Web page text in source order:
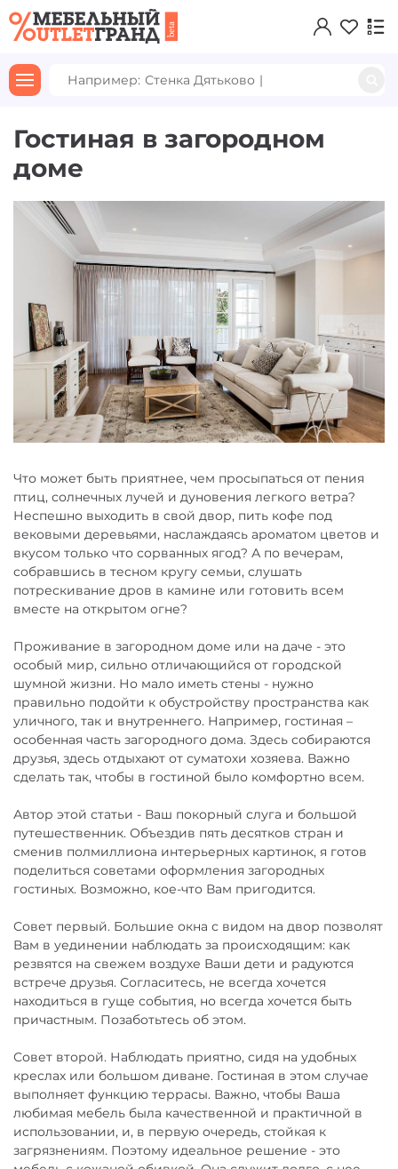
Например: Прямой |
Гостиная в загородном
доме
Что может быть приятнее, чем просыпаться от пения
птиц, солнечных лучей и дуновения легкого ветра?
Неспешно выходить в свой двор, пить кофе под
вековыми деревьями, наслаждаясь ароматом цветов и
вкусом только что сорванных ягод? А по вечерам,
собравшись в тесном кругу семьи, слушать
потрескивание дров в камине или готовить всем
вместе на открытом огне?
Проживание в загородном доме или на даче - это
особый мир, сильно отличающийся от городской
шумной жизни. Но мало иметь стены - нужно
правильно подойти к обустройству пространства как
уличного, так и внутреннего. Например, гостиная –
особенная часть загородного дома. Здесь собираются
друзья, здесь отдыхают от суматохи хозяева. Важно
сделать так, чтобы в гостиной было комфортно всем.
Автор этой статьи - Ваш покорный слуга и большой
путешественник. Объездив пять десятков стран и
сменив полмиллиона интерьерных картинок, я готов
поделиться советами оформления загородных
гостиных. Возможно, кое-что Вам пригодится.
Совет первый. Большие окна с видом на двор позволят
Вам в уединении наблюдать за происходящим: как
резвятся на свежем воздухе Ваши дети и радуются
встрече друзья. Согласитесь, не всегда хочется
находиться в гуще события, но всегда хочется быть
причастным. Позаботьтесь об этом.
Совет второй. Наблюдать приятно, сидя на удобных
креслах или большом диване. Гостиная в этом случае
выполняет функцию террасы. Важно, чтобы Ваша
любимая мебель была качественной и практичной в
использовании, и, в первую очередь, стойкая к
загрязнениям. Поэтому идеальное решение - это